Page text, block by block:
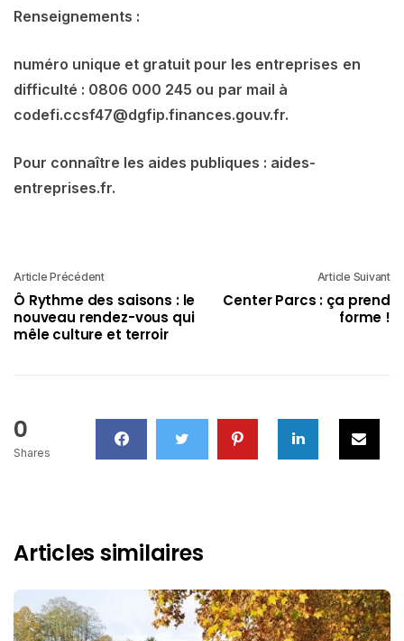
Renseignements :
numéro unique et gratuit pour les entreprises en
difficulté : 0806 000 245 ou par mail à
codefi.ccsf47@dgfip.finances.gouv.fr.
Pour connaître les aides publiques : aides-
entreprises.fr.
Article Précédent
Ô Rythme des saisons : le
nouveau rendez-vous qui
mêle culture et terroir
Article Suivant
Center Parcs : ça prend
forme !
0
Shares
Articles similaires